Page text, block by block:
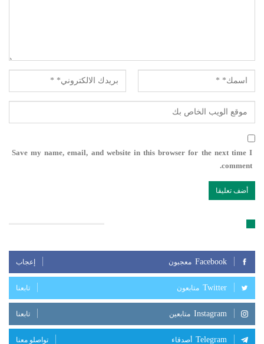
Save my name, email, and website in this browser for the next time I
comment.
Facebook معجبون إعجاب
Twitter متابعون تابعنا
Instagram متابعين تابعنا
Telegram أصدقاء تواصلو معنا